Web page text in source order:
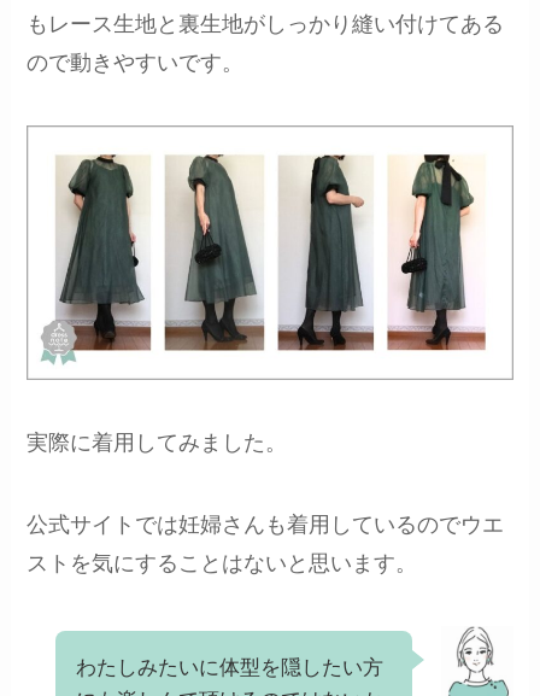
もレース生地と裏生地がしっかり縫い付けてある
ので動きやすいです。
実際に着用してみました。
公式サイトでは妊婦さんも着用しているのでウエ
ストを気にすることはないと思います。
わたしみたいに体型を隠したい方